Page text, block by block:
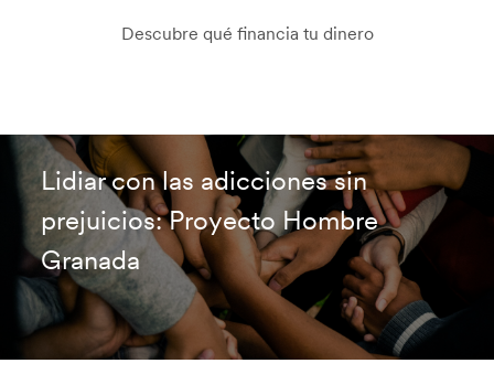
Descubre qué financia tu dinero
Lidiar con las adicciones sin
prejuicios: Proyecto Hombre
Granada